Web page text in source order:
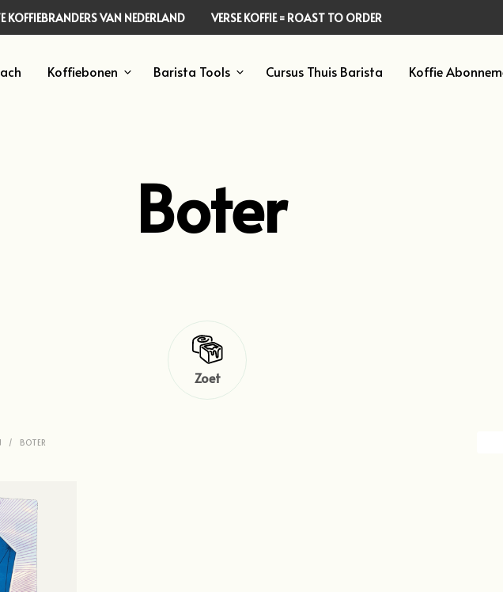
KOFFIEBRANDERS VAN NEDERLAND VERSE KOFFIE = ROAST TO ORDER
Koffiebonen Barista Tools Cursus Thuis Barista Koffie
Boter
Zoet
/ BOTER